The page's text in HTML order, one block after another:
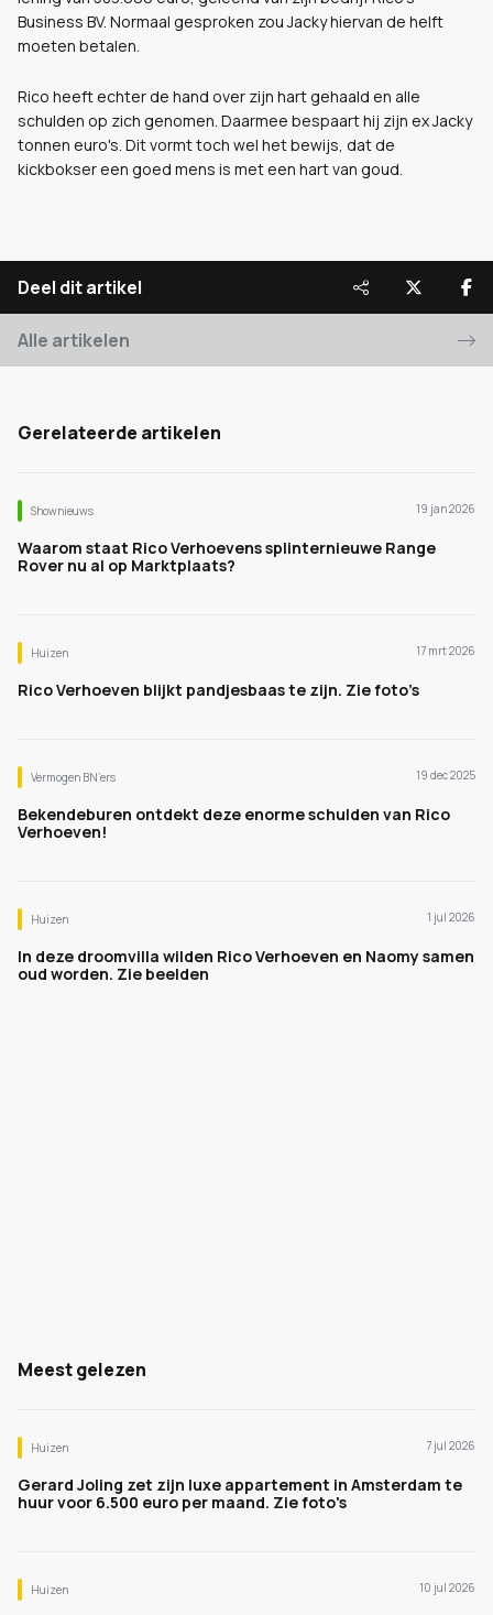
Business BV. Normaal gesproken zou Jacky hiervan de helft
moeten betalen.
Rico heeft echter de hand over zijn hart gehaald en alle
schulden op zich genomen. Daarmee bespaart hij zijn ex Jacky
tonnen euro's. Dit vormt toch wel het bewijs, dat de
kickbokser een goed mens is met een hart van goud.
Deel dit artikel
Alle artikelen
Gerelateerde artikelen
Shownieuws 19 jan 2026
Waarom staat Rico Verhoevens splinternieuwe Range
Rover nu al op Marktplaats?
Huizen 17 mrt 2026
Rico Verhoeven blijkt pandjesbaas te zijn. Zie foto’s
Vermogen BN’ers 19 dec 2025
Bekendeburen ontdekt deze enorme schulden van Rico
Verhoeven!
Huizen 1 jul 2026
In deze droomvilla wilden Rico Verhoeven en Naomy samen
oud worden. Zie beelden
Meest gelezen
Huizen 7 jul 2026
Gerard Joling zet zijn luxe appartement in Amsterdam te
huur voor 6.500 euro per maand. Zie foto's
Huizen 10 jul 2026